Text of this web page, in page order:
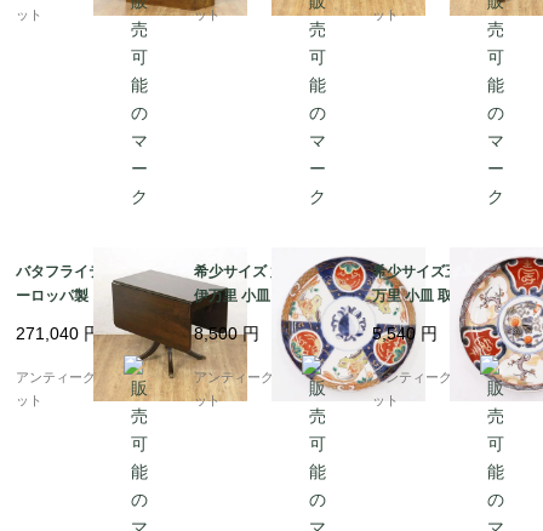
ット
ット
ット
バタフライテーブル ヨ
ーロッパ製 クルミ材 ウ
ォルナット 木製 アンテ
ィーク 伸長式
271,040 円
アンティークブルーパロ
ット
希少サイズ 六寸 色絵
伊万里 小皿 取り皿 菓
子皿 アンティーク 骨董
和食器 カラフル（鳳
凰・尾長鳥・橘・瓢
箪・松・菱）
8,500円
アンティークブルーパロ
ット
希少サイズ五寸色絵 伊
万里 小皿 取り皿 菓子
皿 アンティーク 骨董
和食器（梅・寿・唐
花・菱）
5,540 円
アンティークブルーパロ
ット